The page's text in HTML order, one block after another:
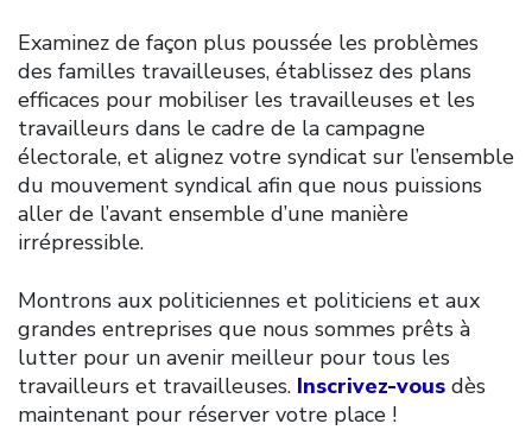
Examinez de façon plus poussée les problèmes
des familles travailleuses, établissez des plans
efficaces pour mobiliser les travailleuses et les
travailleurs dans le cadre de la campagne
électorale, et alignez votre syndicat sur l’ensemble
du mouvement syndical afin que nous puissions
aller de l’avant ensemble d’une manière
irrépressible.
Montrons aux politiciennes et politiciens et aux
grandes entreprises que nous sommes prêts à
lutter pour un avenir meilleur pour tous les
travailleurs et travailleuses. Inscrivez-vous dès
maintenant pour réserver votre place !